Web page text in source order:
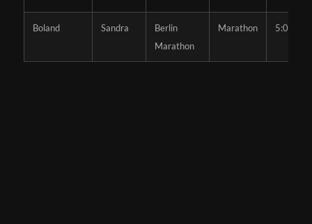
Boland Sandra
Berlin
Marathon
Marathon 5:08:39